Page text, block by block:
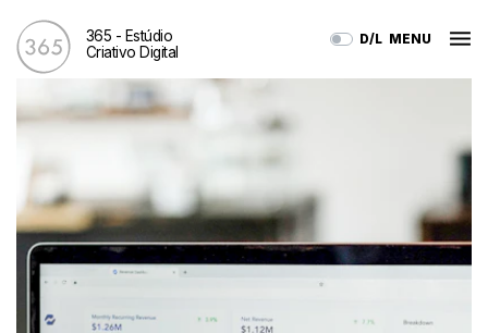
365 - Estúdio
Criativo Digital
D/L MENU